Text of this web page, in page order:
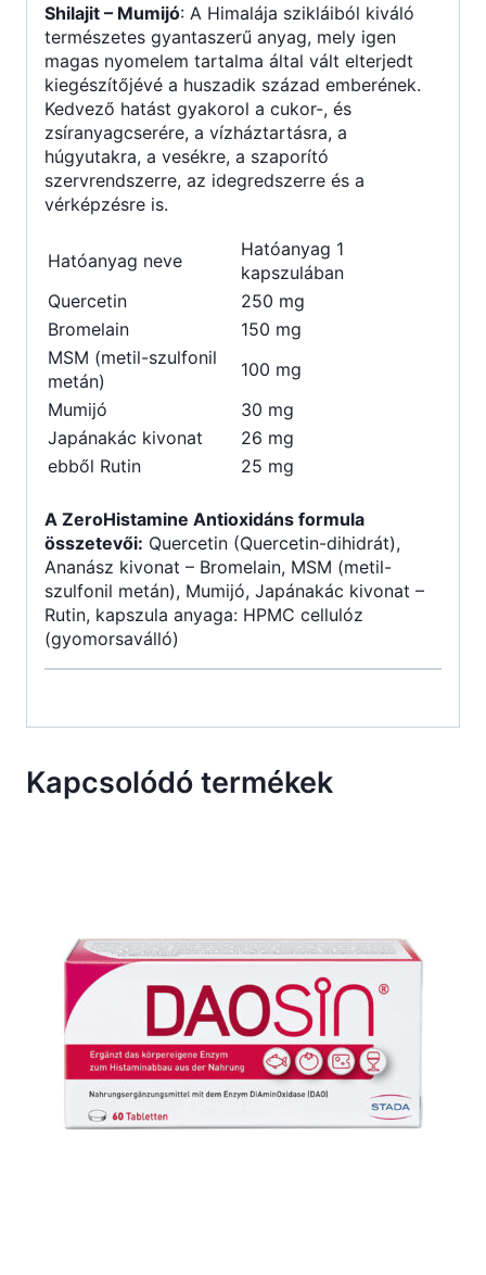
Shilajit – Mumijó: A Himalája szikláiból kiváló
természetes gyantaszerű anyag, mely igen
magas nyomelem tartalma által vált elterjedt
kiegészítőjévé a huszadik század emberének.
Kedvező hatást gyakorol a cukor-, és
zsíranyagcserére, a vízháztartásra, a
húgyutakra, a vesékre, a szaporító
szervrendszerre, az idegredszerre és a
vérképzésre is.
Hatóanyag neve
Hatóanyag 1
kapszulában
Quercetin
250 mg
Bromelain
150 mg
MSM (metil-szulfonil
metán)
100 mg
Mumijó
30 mg
Japánakác kivonat
26 mg
ebből Rutin
25 mg
A ZeroHistamine Antioxidáns formula
összetevői: Quercetin (Quercetin-dihidrát),
Ananász kivonat – Bromelain, MSM (metil-
szulfonil metán), Mumijó, Japánakác kivonat –
Rutin, kapszula anyaga: HPMC cellulóz
(gyomorsaválló)
Kapcsolódó termékek